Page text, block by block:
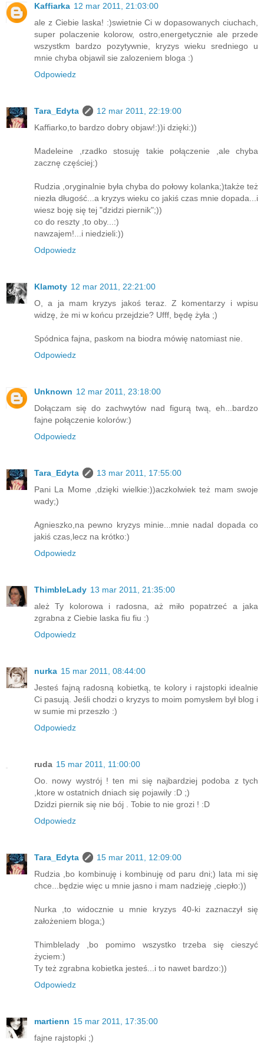
Kaffiarka 12 mar 2011, 21:03:00
ale z Ciebie laska! :)swietnie Ci w dopasowanych ciuchach,
super polaczenie kolorow, ostro,energetycznie ale przede
wszystkm bardzo pozytywnie, kryzys wieku sredniego u
mnie chyba objawil sie zalozeniem bloga :)
Odpowiedz
Tara_Edyta
12 mar 2011, 22:19:00
Kaffiarko,to bardzo dobry objaw!:))i dzięki:))
Madeleine ,rzadko stosuję takie połączenie ,ale chyba
zacznę częściej:)
Rudzia ,oryginalnie była chyba do połowy kolanka;)także też
niezła długość...a kryzys wieku co jakiś czas mnie dopada...i
wiesz boję się tej "dzidzi piernik";))
co do reszty ,to oby...:)
nawzajem!...i niedzieli:))
Odpowiedz
Klamoty 12 mar 2011, 22:21:00
O, a ja mam kryzys jakoś teraz. Z komentarzy i wpisu
widzę, że mi w końcu przejdzie? Ufff, będę żyła ;)
Spódnica fajna, paskom na biodra mówię natomiast nie.
Odpowiedz
Unknown 12 mar 2011, 23:18:00
Dołączam się do zachwytów nad figurą twą, eh...bardzo
fajne połączenie kolorów:)
Odpowiedz
Tara_Edyta
13 mar 2011, 17:55:00
Pani La Mome ,dzięki wielkie:))aczkolwiek też mam swoje
wady;)
Agnieszko,na pewno kryzys minie...mnie nadal dopada co
jakiś czas,lecz na krótko:)
Odpowiedz
ThimbleLady 13 mar 2011, 21:35:00
ależ Ty kolorowa i radosna, aż miło popatrzeć a jaka
zgrabna z Ciebie laska fiu fiu :)
Odpowiedz
nurka 15 mar 2011, 08:44:00
Jesteś fajną radosną kobietką, te kolory i rajstopki idealnie
Ci pasują. Jeśli chodzi o kryzys to moim pomysłem był blog i
w sumie mi przeszło :)
Odpowiedz
ruda 15 mar 2011, 11:00:00
Oo. nowy wystrój ! ten mi się najbardziej podoba z tych
,ktore w ostatnich dniach się pojawily :D ;)
Dzidzi piernik się nie bój . Tobie to nie grozi ! :D
Odpowiedz
Tara_Edyta
15 mar 2011, 12:09:00
Rudzia ,bo kombinuję i kombinuję od paru dni;) lata mi się
chce...będzie więc u mnie jasno i mam nadzieję ,ciepło:))
Nurka ,to widocznie u mnie kryzys 40-ki zaznaczył się
założeniem bloga;)
Thimblelady ,bo pomimo wszystko trzeba się cieszyć
życiem:)
Ty też zgrabna kobietka jesteś...i to nawet bardzo:))
Odpowiedz
martienn 15 mar 2011, 17:35:00
fajne rajstopki ;)